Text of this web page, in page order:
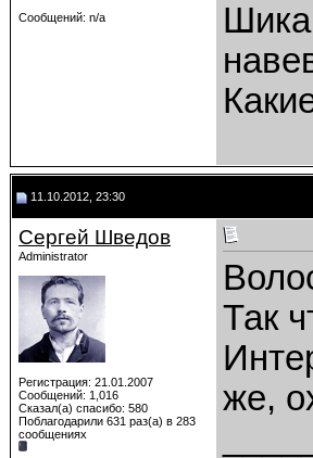
Сообщений: n/a
11.10.2012, 23:30
Сергей Шведов
Administrator
Регистрация: 21.01.2007
Сообщений: 1,016
Сказал(а) спасибо: 580
Поблагодарили 631 раз(а) в 283
сообщениях
Так
же,